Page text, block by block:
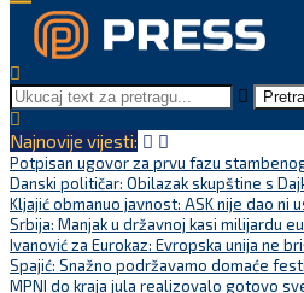
Najnovije vijesti:
Potpisan ugovor za prvu fazu
Danski političar: Obilazak skupštine s
Kljajić obmanuo javnost: ASK nije dao ni
Srbija: Manjak u državnoj kasi milijardu
Ivanović za Eurokaz: Evropska unija ne
Spajić: Snažno podržavamo domaće
MPNI do kraja jula realizovalo gotovo